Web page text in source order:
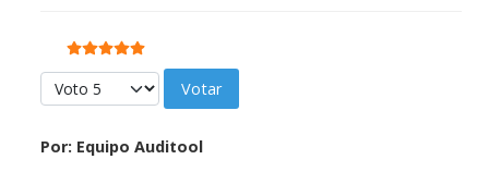
Ratio:5/5
Por favor, vote
Por: Equipo Auditool